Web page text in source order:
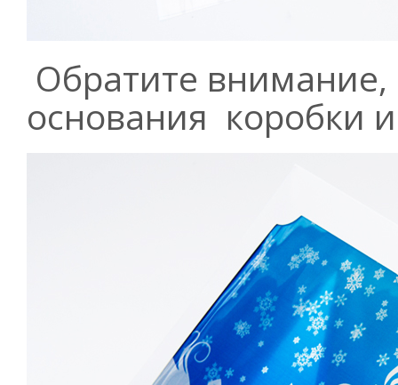
Обратите внимание,
основания коробки